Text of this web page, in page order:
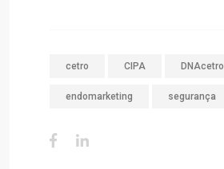
cetro CIPA DNAcetro
endomarketing segurança